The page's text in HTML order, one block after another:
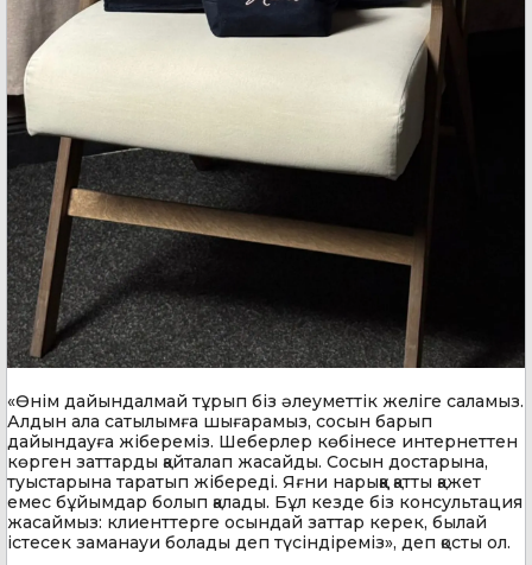
«Өнім дайындалмай тұрып біз әлеуметтік желіге саламыз.
Алдын ала сатылымға шығарамыз, сосын барып
дайындауға жібереміз. Шеберлер көбінесе интернеттен
көрген заттарды қайталап жасайды. Сосын достарына,
туыстарына таратып жібереді. Яғни нарыққа қатты қажет
емес бұйымдар болып қалады. Бұл кезде біз консультация
жасаймыз: клиенттерге осындай заттар керек, былай
істесек заманауи болады деп түсіндіреміз», деп қосты ол.